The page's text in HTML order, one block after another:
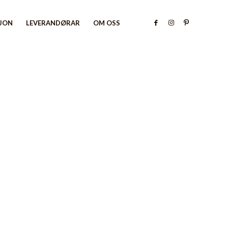
LEVERANDØRAR OM OSS